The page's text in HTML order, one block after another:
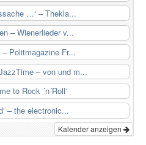
…‘ – Thekla...
– Wienerlieder v...
Politmagazine Fr...
– von und m...
to Rock ´n´Roll‘
– the electronic...
Kalender anzeigen